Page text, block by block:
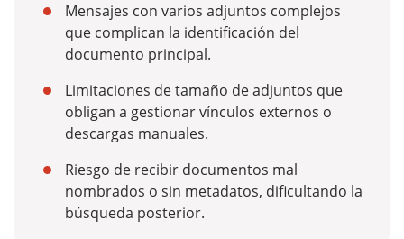
Mensajes con varios adjuntos complejos
que complican la identificación del
documento principal.
Limitaciones de tamaño de adjuntos que
obligan a gestionar vínculos externos o
descargas manuales.
Riesgo de recibir documentos mal
nombrados o sin metadatos, dificultando la
búsqueda posterior.